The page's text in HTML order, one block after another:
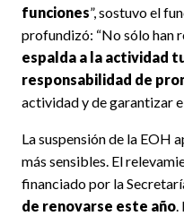
funciones”, sostuvo el
profundizó: “No sólo han
espalda a la actividad
responsabilidad de
actividad y de garantizar
La suspensión de la EOH
más sensibles. El
financiado por la
de renovarse este año.